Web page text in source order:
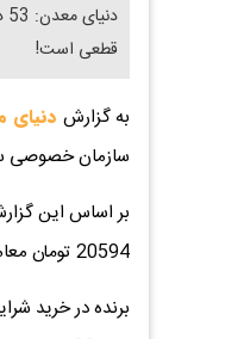
قطعی است!
به گزارش دنیای
سازمان خصوصی
20594 تومان معامله شد که تا احراز شرایط بصورت غیر قطعی باقی خواهد ماند.